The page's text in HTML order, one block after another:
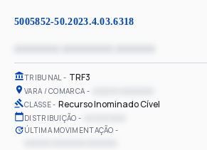
5005852-50.2023.4.03.6318
TRIBUNAL TRF3
VARA / COMARCA
CLASSE Recurso Inominado Cível
DISTRIBUIÇÃO
ÚLTIMA MOVIMENTAÇÃO